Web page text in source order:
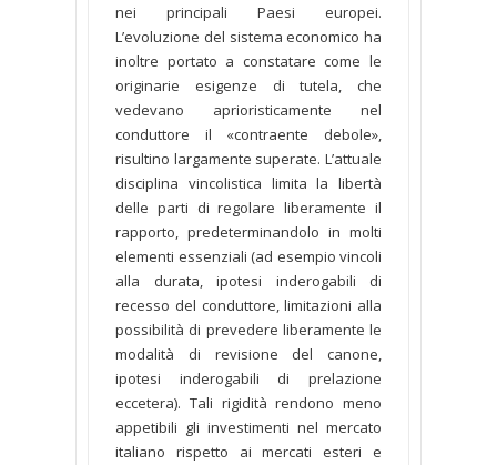
nei principali Paesi europei.
L’evoluzione del sistema economico ha
inoltre portato a constatare come le
originarie esigenze di tutela, che
vedevano aprioristicamente nel
conduttore il «contraente debole»,
risultino largamente superate. L’attuale
disciplina vincolistica limita la libertà
delle parti di regolare liberamente il
rapporto, predeterminandolo in molti
elementi essenziali (ad esempio vincoli
alla durata, ipotesi inderogabili di
recesso del conduttore, limitazioni alla
possibilità di prevedere liberamente le
modalità di revisione del canone,
ipotesi inderogabili di prelazione
eccetera). Tali rigidità rendono meno
appetibili gli investimenti nel mercato
italiano rispetto ai mercati esteri e